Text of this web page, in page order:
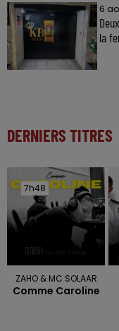
6
la
DERNIERS TITRES
7h48
7h48
ZAHO & MC SOLAAR
Comme Caroline